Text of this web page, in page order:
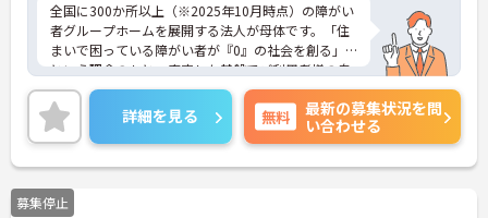
全国に300か所以上（※2025年10月時点）の障がい
者グループホームを展開する法人が母体です。「住
まいで困っている障がい者が『0』の社会を創る」
という理念のもと、安定した基盤でご利用者様の自
立を支援しています。週1日からの勤務が可能で、W
ワークや扶養内での勤務も歓迎しており、ご自身の
ペースで働けます。20代から60代まで幅広い世代が
活躍中で、未経験や無資格の方でも安心してスター
トできるよう、先輩スタッフが丁寧にサポートしま
す。昇給の機会は年2回あり、頑張りが評価される環
境です。正社員登用制度や産休・育休制度も整って
詳細を見る 無料
最新の募集状況を問
い合わせる
募集停止